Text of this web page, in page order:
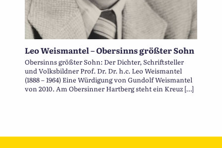
Leo Weismantel – Obersinns größter Sohn
Obersinns größter Sohn: Der Dichter, Schriftsteller
und Volksbildner Prof. Dr. Dr. h.c. Leo Weismantel
(1888 – 1964) Eine Würdigung von Gundolf Weismantel
von 2010. Am Obersinner Hartberg steht ein Kreuz […]